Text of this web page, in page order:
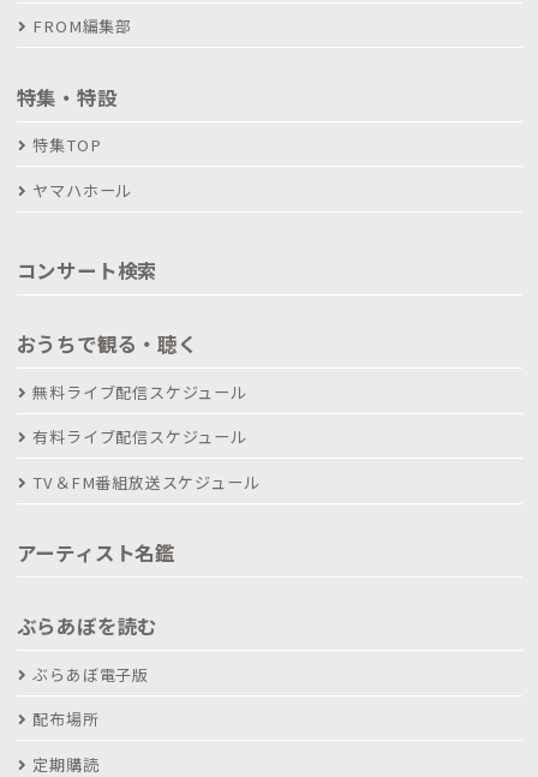
FROM編集部
特集・特設
特集TOP
ヤマハホール
コンサート検索
おうちで観る・聴く
無料ライブ配信スケジュール
有料ライブ配信スケジュール
TV＆FM番組放送スケジュール
アーティスト名鑑
ぶらあぼを読む
ぶらあぼ電子版
配布場所
定期購読